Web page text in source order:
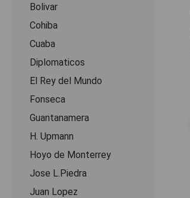
Bolivar
Cohiba
Cuaba
Diplomaticos
El Rey del Mundo
Fonseca
Guantanamera
H. Upmann
Hoyo de Monterrey
Jose L.Piedra
Juan Lopez